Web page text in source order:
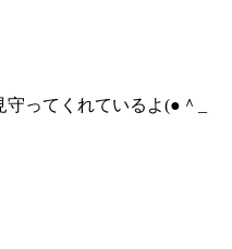
ってくれているよ(●＾_